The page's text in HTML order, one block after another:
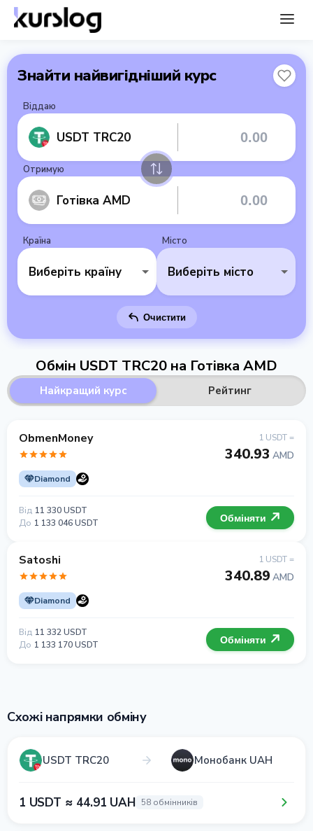
Знайти найвигідніший курс
Віддаю
USDT TRC20
Отримую
Готівка AMD
Країна
Виберіть країну
Місто
Виберіть місто
Очистити
Обмін USDT TRC20 на Готівка AMD
Найкращий курс Рейтинг
ObmenMoney
Diamond
1 USDT =
340.93 AMD
Від 11 330 USDT
До 1 133 046 USDT Обміняти
Satoshi
Diamond
1 USDT =
340.89 AMD
Від 11 332 USDT
До 1 133 170 USDT Обміняти
Схожі напрямки обміну
USDT TRC20 Монобанк UAH
1 USDT ≈ 44.91 UAH 58 обмінників